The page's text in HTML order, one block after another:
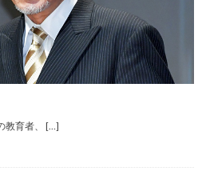
教育者、 […]